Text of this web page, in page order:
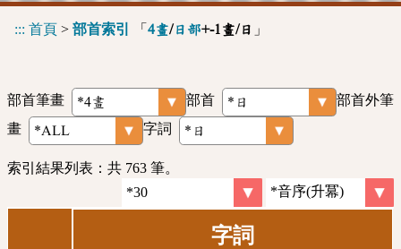
::: 首頁 > 部首索引 「 4畫/日部+-1畫/日 」
部首筆畫 部首
部首外筆
畫
字詞
索引結果列表：共 763 筆。
字詞